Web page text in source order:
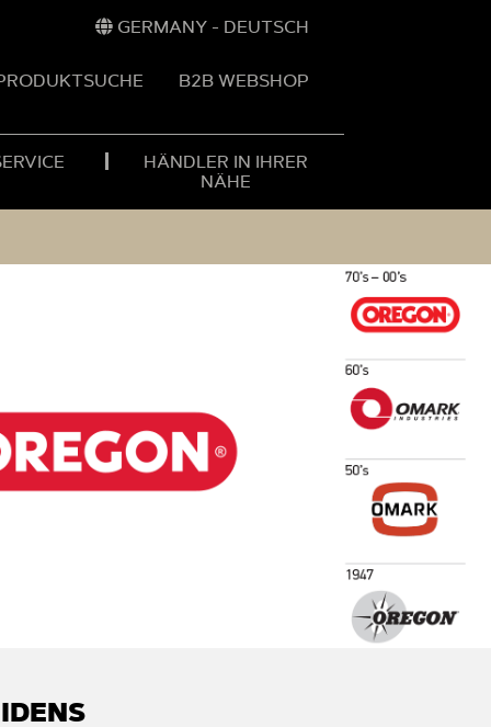
GERMANY - DEUTSCH
B2B WEBSHOP
HÄNDLER IN IHRER
NÄHE